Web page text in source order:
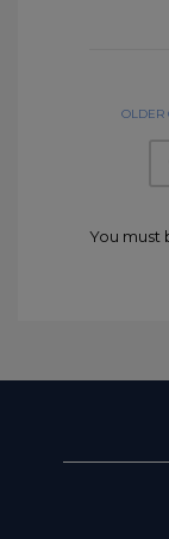
OLDER
You must